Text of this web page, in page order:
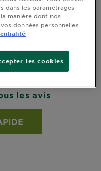
DE MIEL
sur les avis
les avis
dans les paramétrages
manière dont nos
données personnelles
les cookies